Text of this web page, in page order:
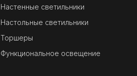
Настенные светильники
Настольные светильники
Торшеры
Функциональное освещение